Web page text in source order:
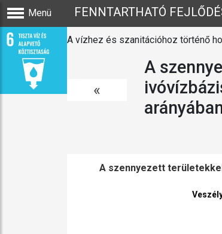
Menü FENNTARTHATÓ
A vízhez és szanitációhoz történő
«
A
A szennyezett